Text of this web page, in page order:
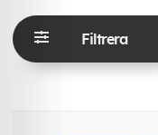
Filtrera